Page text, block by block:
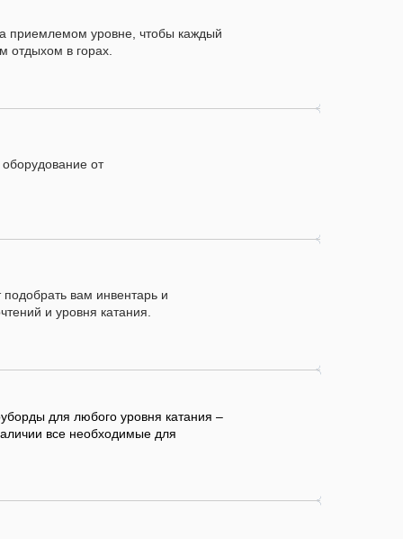
вам инвентарь и
и уровня катания.
от
приемлемом уровне, чтобы каждый
отдыхом в горах.
вам инвентарь и
и уровня катания.
для любого уровня катания –
все необходимые для
для любого уровня катания –
все необходимые для
от
приемлемом уровне, чтобы каждый
отдыхом в горах.